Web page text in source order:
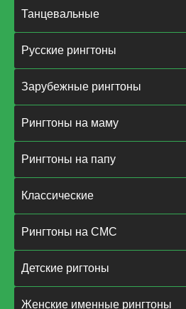
Танцевальные
Русские рингтоны
Зарубежные рингтоны
Рингтоны на маму
Рингтоны на папу
Классические
Рингтоны на СМС
Детские ригтоны
Женские именные рингтоны